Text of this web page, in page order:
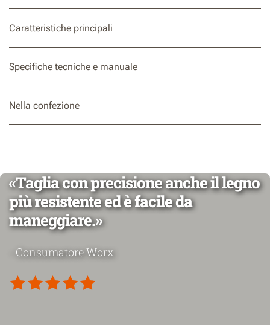
Caratteristiche principali
Specifiche tecniche e manuale
Nella confezione
«Taglia con precisione anche il legno
più resistente ed è facile da
maneggiare.»
- Consumatore Worx